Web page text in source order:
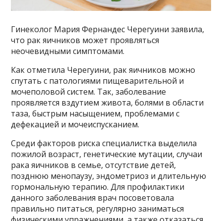
Гинеколог Мария Фернандес Черегуини заявила,
что рак яичников может проявляться
неочевидными симптомами.
Как отметила Черегуини, рак яичников можно
спутать с патологиями пищеварительной и
мочеполовой систем. Так, заболевание
проявляется вздутием живота, болями в области
таза, быстрым насыщением, проблемами с
дефекацией и мочеиспусканием.
Среди факторов риска специалистка выделила
пожилой возраст, генетические мутации, случаи
рака яичников в семье, отсутствие детей,
позднюю менопаузу, эндометриоз и длительную
гормональную терапию. Для профилактики
данного заболевания врач посоветовала
правильно питаться, регулярно заниматься